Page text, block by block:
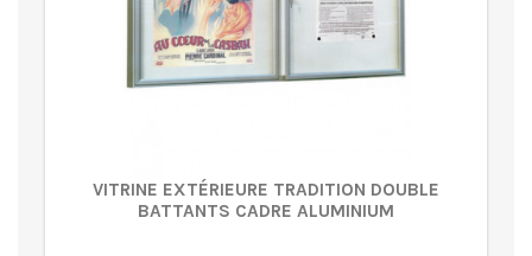
VITRINE EXTÉRIEURE TRADITION DOUBLE
BATTANTS CADRE ALUMINIUM